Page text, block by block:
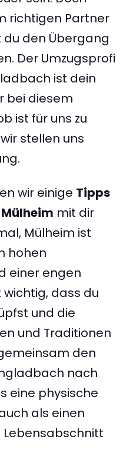
richtigen Partner
du den Übergang
Der Umzugsprofi
ist dein
bei diesem
ist für uns zu
stellen uns
wir einige Tipps
mit dir
Mülheim ist
hohen
einer engen
wichtig, dass du
und die
und Traditionen
den
nach
eine physische
als einen